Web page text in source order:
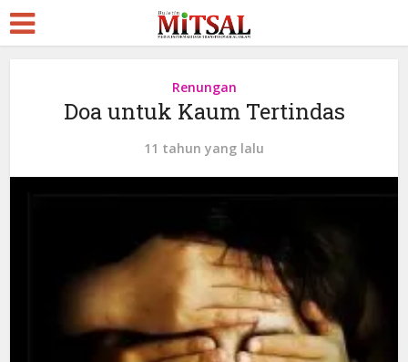
Renungan
Doa untuk Kaum Tertindas
11 tahun yang lalu